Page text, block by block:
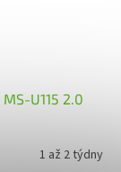
U115 2.0
1 až 2 týdny